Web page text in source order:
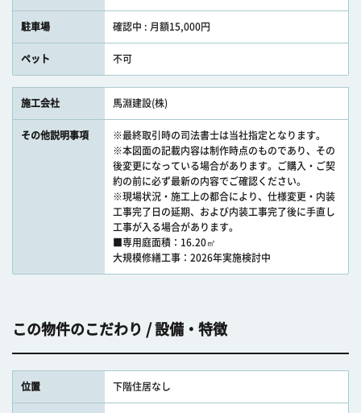
駐車場 確認中 : 月額15,000円
ペット 不可
施工会社 馬淵建設(株)
その他説明事項
※最終取引時の司法書士は当社指定となります。
※本図面の記載内容は制作時点のものであり、その
後変更になっている場合があります。ご購入・ご契
約の前に必ず最新の内容でご確認ください。
※現場状況・施工上の都合により、仕様変更・内装
工事完了日の延期、および内装工事完了後に手直し
工事が入る場合があります。
■専用庭面積：16.20㎡
大規模修繕工事：2026年実施検討中
この物件のこだわり / 設備・特徴
位置 下階住居なし